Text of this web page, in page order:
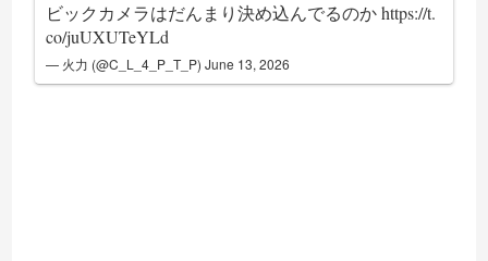
ビックカメラはだんまり決め込んでるのかhttps://t.
co/juUXUTeYLd
— 火力 (@C_L_4_P_T_P)June 13, 2026